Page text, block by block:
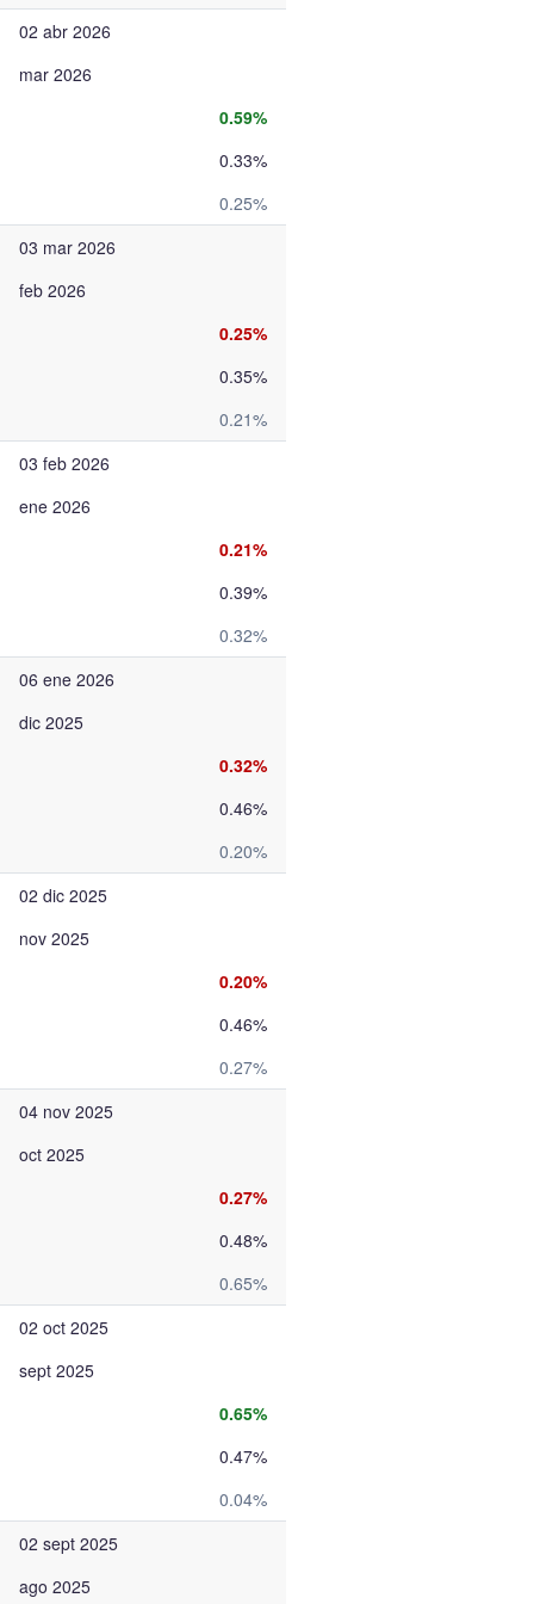
02 abr 2026
mar 2026
0.59%
0.33%
0.25%
03 mar 2026
feb 2026
0.25%
0.35%
0.21%
03 feb 2026
ene 2026
0.21%
0.39%
0.32%
06 ene 2026
dic 2025
0.32%
0.46%
0.20%
02 dic 2025
nov 2025
0.20%
0.46%
0.27%
04 nov 2025
oct 2025
0.27%
0.48%
0.65%
02 oct 2025
sept 2025
0.65%
0.47%
0.04%
02 sept 2025
ago 2025